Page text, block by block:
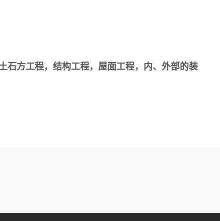
方工程，结构工程，屋面工程，内、外部的装